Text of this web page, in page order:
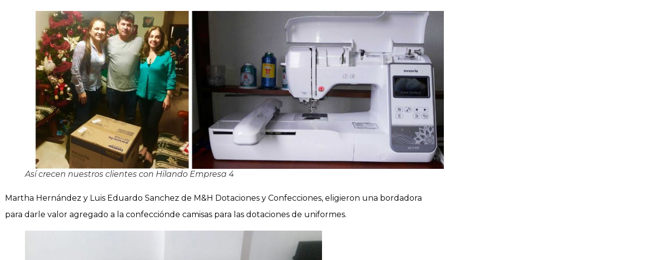
Así crecen nuestros clientes con Hilando Empresa 4
Martha Hernández y Luis Eduardo Sanchez de M&H Dotaciones y Confecciones, eligieron una bordadora
para darle valor agregado a la confecciónde camisas para las dotaciones de uniformes.